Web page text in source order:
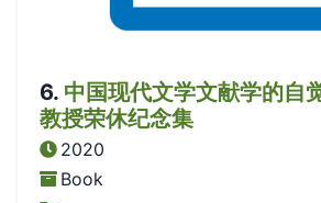
6. 中国现代文学文献学的自
教授荣休纪念集
2020
Book